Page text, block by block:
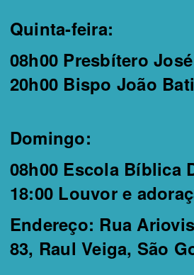
Quinta-feira:
08h00 Presbítero
20h00 Bispo João
Domingo:
08h00 Escola Bíblica
18:00 Louvor e
Endereço: Rua
83, Raul Veiga, São